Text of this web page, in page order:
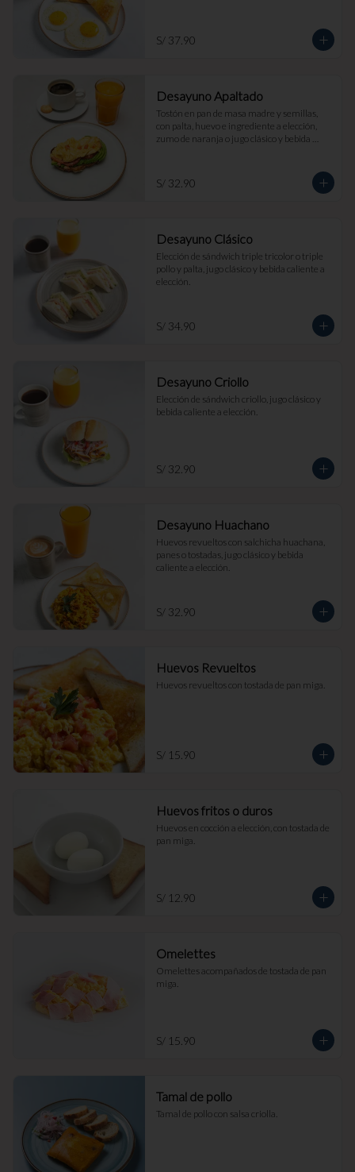
S/ 37.90
Desayuno Apaltado
Tostón en pan de masa madre y semillas,
con palta, huevo e ingrediente a elección,
zumo de naranja o jugo clásico y bebida
S/ 32.90
Desayuno Clásico
Elección de sándwich triple tricolor o triple
pollo y palta, jugo clásico y bebida caliente a
elección.
S/ 34.90
Desayuno Criollo
Elección de sándwich criollo, jugo clásico y
bebida caliente a elección.
S/ 32.90
Desayuno Huachano
Huevos revueltos con salchicha huachana,
panes o tostadas, jugo clásico y bebida
caliente a elección.
S/ 32.90
Huevos Revueltos
Huevos revueltos con tostada de pan miga.
S/ 15.90
Huevos fritos o duros
Huevos en cocción a elección, con tostada de
pan miga.
S/ 12.90
Omelettes
Omelettes acompañados de tostada de pan
miga.
S/ 15.90
Tamal de pollo
Tamal de pollo con salsa criolla.